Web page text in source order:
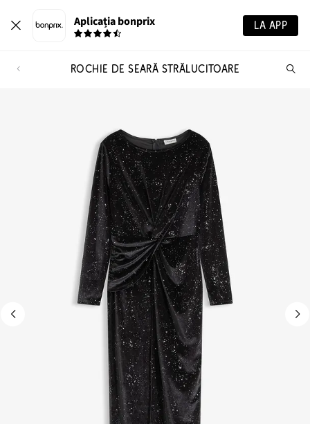
Aplicația bonprix LA APP
ROCHIE DE SEARĂ STRĂLUCITOARE